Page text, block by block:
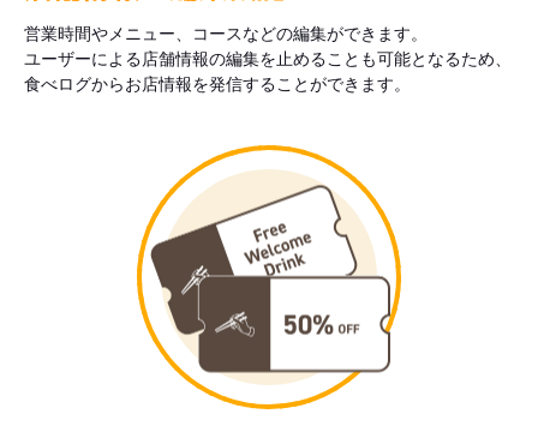
営業時間やメニュー、コースなどの編集ができます。
ユーザーによる店舗情報の編集を止めることも可能となるため、
食べログからお店情報を発信することができます。